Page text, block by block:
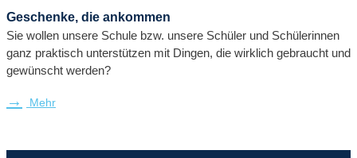
Geschenke, die ankommen
Sie wollen unsere Schule bzw. unsere Schüler und Schülerinnen
ganz praktisch unterstützen mit Dingen, die wirklich gebraucht und
gewünscht werden?
Mehr